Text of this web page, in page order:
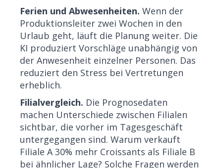
Ferien und Abwesenheiten. Wenn der
Produktionsleiter zwei Wochen in den
Urlaub geht, läuft die Planung weiter. Die
KI produziert Vorschläge unabhängig von
der Anwesenheit einzelner Personen. Das
reduziert den Stress bei Vertretungen
erheblich.
Filialvergleich. Die Prognosedaten
machen Unterschiede zwischen Filialen
sichtbar, die vorher im Tagesgeschäft
untergegangen sind. Warum verkauft
Filiale A 30% mehr Croissants als Filiale B
bei ähnlicher Lage? Solche Fragen werden